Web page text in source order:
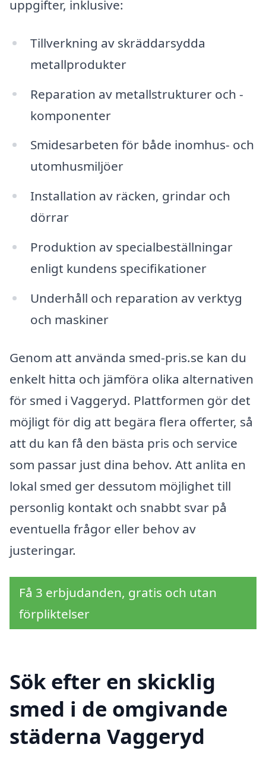
uppgifter, inklusive:
Tillverkning av skräddarsydda
metallprodukter
Reparation av metallstrukturer och -
komponenter
Smidesarbeten för både inomhus- och
utomhusmiljöer
Installation av räcken, grindar och
dörrar
Produktion av specialbeställningar
enligt kundens specifikationer
Underhåll och reparation av verktyg
och maskiner
Genom att använda smed-pris.se kan du
enkelt hitta och jämföra olika alternativen
för smed i Vaggeryd. Plattformen gör det
möjligt för dig att begära flera offerter, så
att du kan få den bästa pris och service
som passar just dina behov. Att anlita en
lokal smed ger dessutom möjlighet till
personlig kontakt och snabbt svar på
eventuella frågor eller behov av
justeringar.
Få 3 erbjudanden, gratis och utan
förpliktelser
Sök efter en skicklig
smed i de omgivande
städerna Vaggeryd